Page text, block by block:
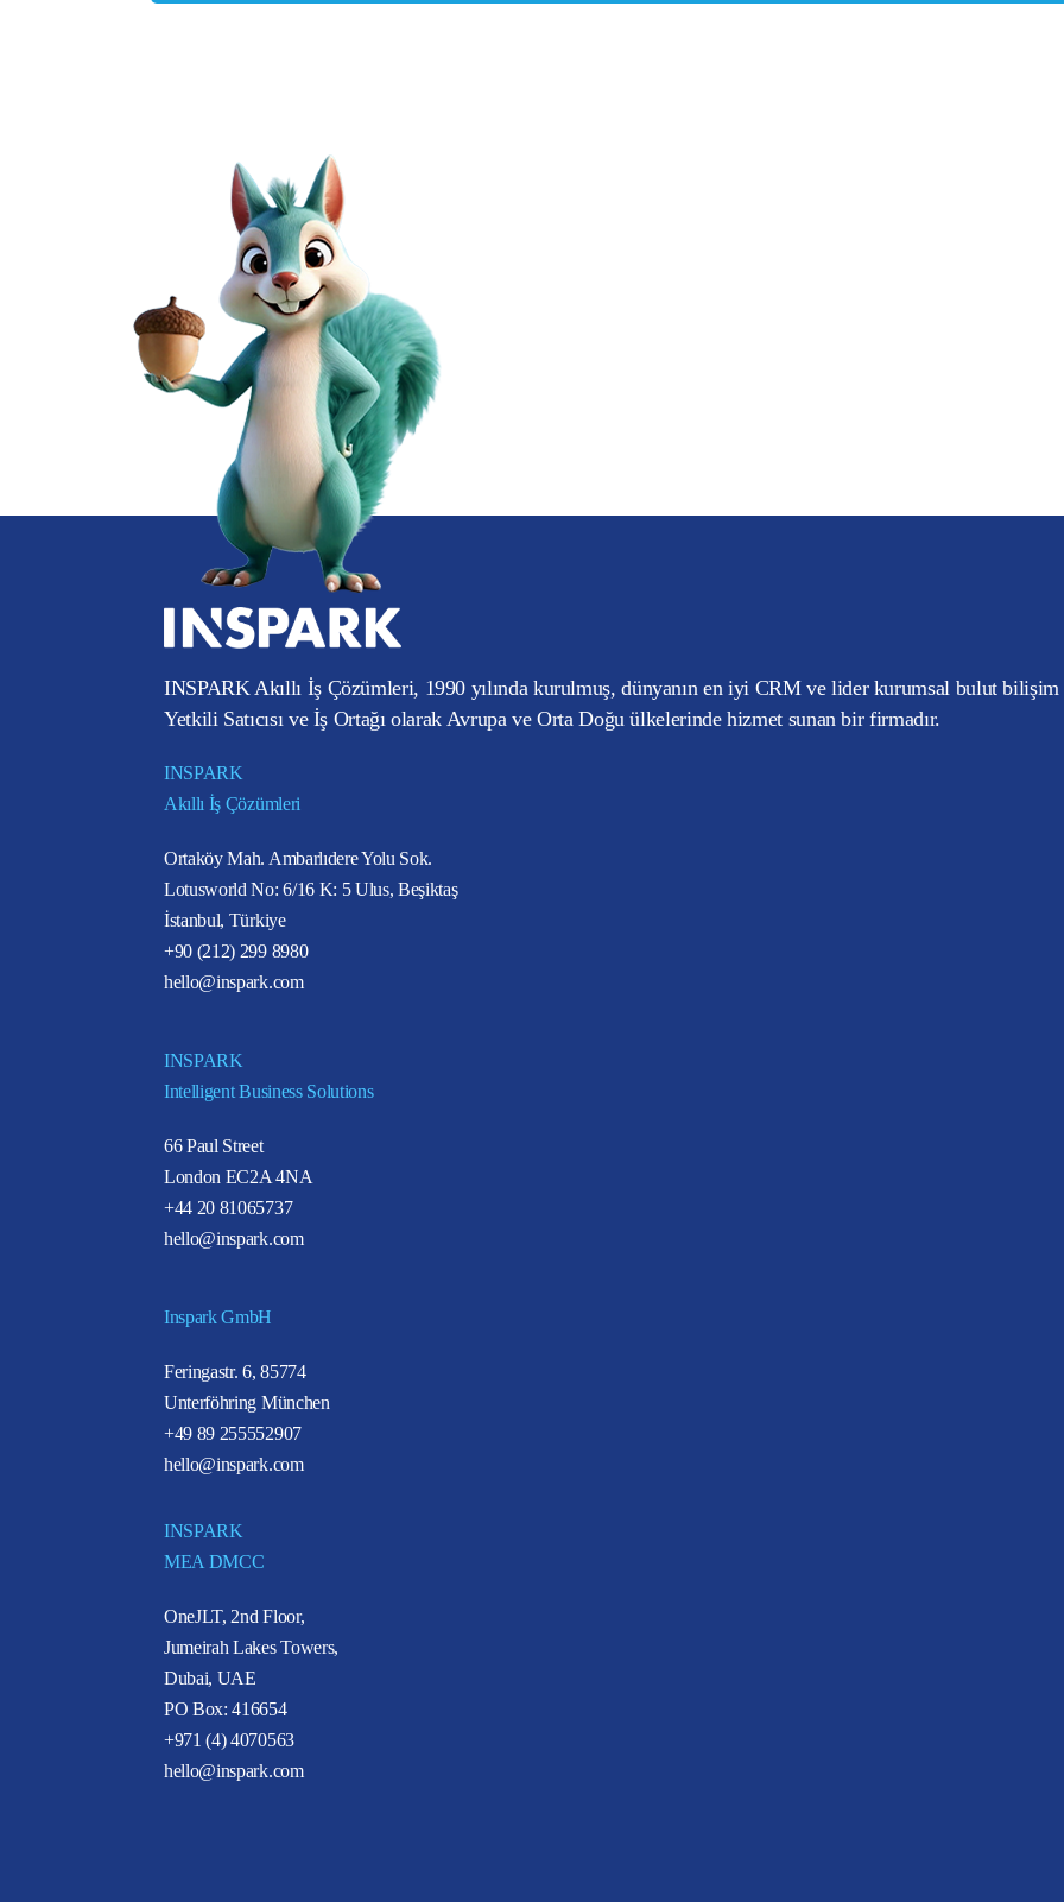
INSPARK Akıllı İş Çözümleri, 1990 yılında kurulmuş, dünyanın en iyi CRM ve lider kurumsal bulut
Yetkili Satıcısı ve İş Ortağı olarak Avrupa ve Orta Doğu ülkelerinde hizmet sunan bir firmadır.
INSPARK
Akıllı İş Çözümleri
Ortaköy Mah. Ambarlıdere Yolu Sok.
Lotusworld No: 6/16 K: 5 Ulus, Beşiktaş
İstanbul, Türkiye
+90 (212) 299 8980
hello@inspark.com
INSPARK
Intelligent Business Solutions
66 Paul Street
London EC2A 4NA
+44 20 81065737
hello@inspark.com
Inspark GmbH
Feringastr. 6, 85774
Unterföhring München
+49 89 255552907
hello@inspark.com
INSPARK
MEA DMCC
OneJLT, 2nd Floor,
Jumeirah Lakes Towers,
Dubai, UAE
PO Box: 416654
+971 (4) 4070563
hello@inspark.com